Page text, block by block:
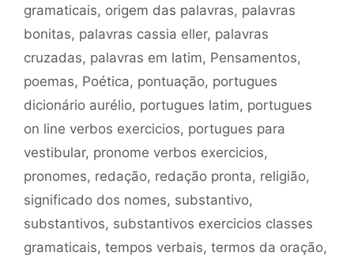
gramaticais, origem das palavras, palavras
bonitas, palavras cassia eller, palavras
cruzadas, palavras em latim, Pensamentos,
poemas, Poética, pontuação, portugues
dicionário aurélio, portugues latim, portugues
on line verbos exercicios, portugues para
vestibular, pronome verbos exercicios,
pronomes, redação, redação pronta, religião,
significado dos nomes, substantivo,
substantivos, substantivos exercicios classes
gramaticais, tempos verbais, termos da oração,